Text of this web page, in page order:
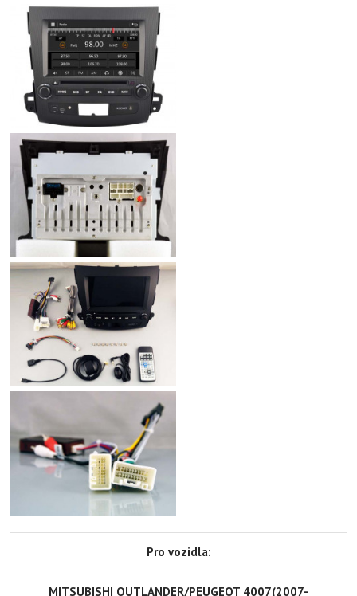
Pro vozidla:
MITSUBISHI OUTLANDER/PEUGEOT 4007(2007-